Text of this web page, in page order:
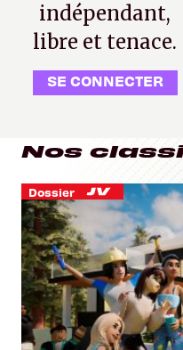
indépendant,
libre et tenace.
SE CONNECTER
Nos
Dossier